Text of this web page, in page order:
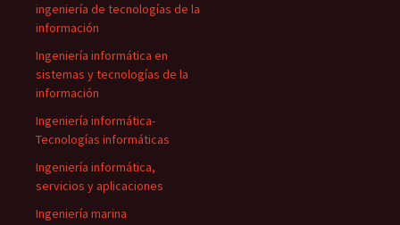
ingeniería de tecnologías de la
información
Ingeniería informática en
sistemas y tecnologías de la
información
Ingeniería informática-
Tecnologías informáticas
Ingeniería informática,
servicios y aplicaciones
Ingeniería marina